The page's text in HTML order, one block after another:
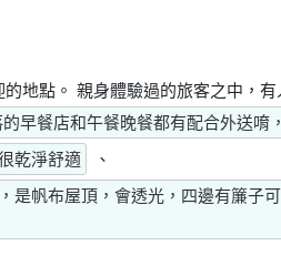
地點。 親身體驗過的旅客之中，有
早餐店和午餐晚餐都有配合外送唷
乾淨舒適
、
是帆布屋頂，會透光，四邊有簾子